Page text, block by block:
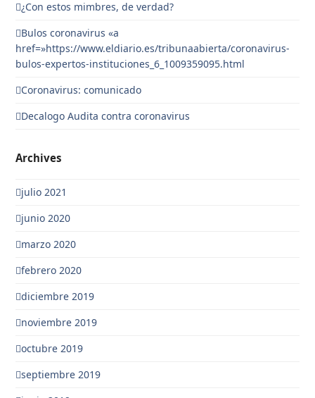
¿Con estos mimbres, de verdad?
Bulos coronavirus «a
href=»https://www.eldiario.es/tribunaabierta/coronavirus-
bulos-expertos-instituciones_6_1009359095.html
Coronavirus: comunicado
Decalogo Audita contra coronavirus
Archives
julio 2021
junio 2020
marzo 2020
febrero 2020
diciembre 2019
noviembre 2019
octubre 2019
septiembre 2019